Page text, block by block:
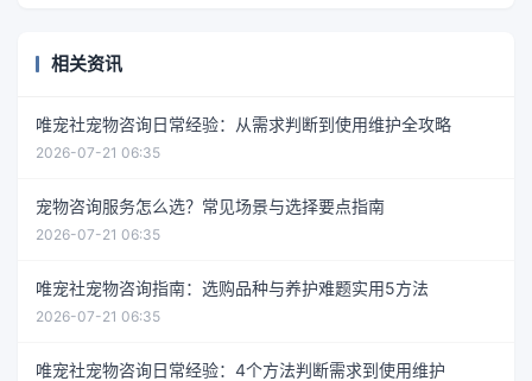
相关资讯
唯宠社宠物咨询日常经验：从需求判断到使用维护全攻略
2026-07-21 06:35
宠物咨询服务怎么选？常见场景与选择要点指南
2026-07-21 06:35
唯宠社宠物咨询指南：选购品种与养护难题实用5方法
2026-07-21 06:35
唯宠社宠物咨询日常经验：4个方法判断需求到使用维护